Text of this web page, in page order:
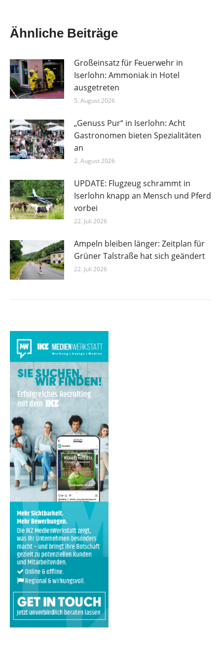
Ähnliche Beiträge
Großeinsatz für Feuerwehr in
Iserlohn: Ammoniak in Hotel
ausgetreten
5. August 2026
„Genuss Pur“ in Iserlohn: Acht
Gastronomen bieten Spezialitäten
an
2. August 2026
UPDATE: Flugzeug schrammt in
Iserlohn knapp an Mensch und Pferd
vorbei
22. Juli 2026
Ampeln bleiben länger: Zeitplan für
Grüner Talstraße hat sich geändert
22. Juli 2026